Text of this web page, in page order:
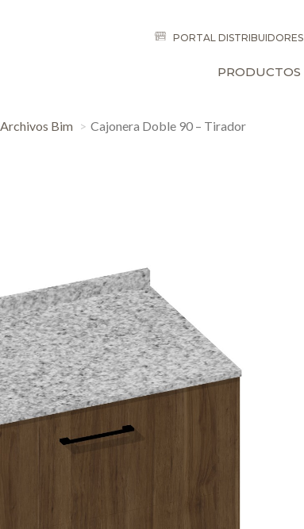
PORTAL DISTRIBUIDORES
PRODUCTOS
Archivos Bim
Cajonera Doble 90 – Tirador